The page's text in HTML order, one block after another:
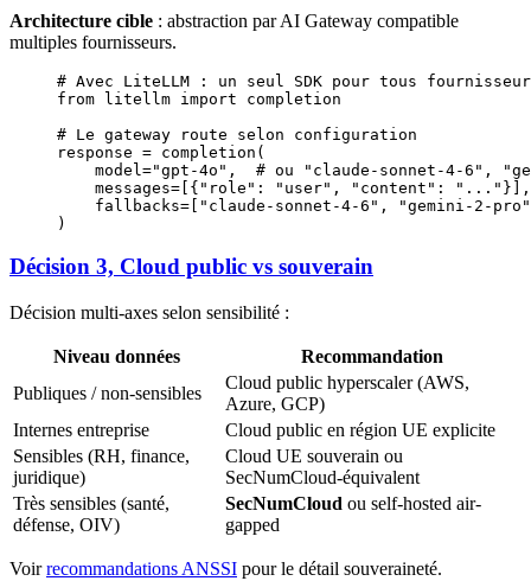
Architecture cible : abstraction par AI Gateway compatible
multiples fournisseurs.
# Avec LiteLLM : un seul SDK pour tous
from litellm import completion
# Le gateway route selon configuration
response = completion(
    model
="gpt-4o" , # ou "claude-sonnet-4-6",
    messages
= [{ "role" : "user" , "content" : "..." }],
    fallbacks
= [ "claude-sonnet-4-6" ,
"gemini-2-pro"
)
Décision 3, Cloud public vs souverain
Décision multi-axes selon sensibilité :
Niveau données
Recommandation
Publiques / non-sensibles
Cloud public hyperscaler (AWS,
Azure, GCP)
Internes entreprise
Cloud public en région UE explicite
Sensibles (RH, finance,
juridique)
Cloud UE souverain ou
SecNumCloud-équivalent
Très sensibles (santé,
défense, OIV)
SecNumCloud ou self-hosted air-
gapped
Voirrecommandations ANSSI pour le détail souveraineté.